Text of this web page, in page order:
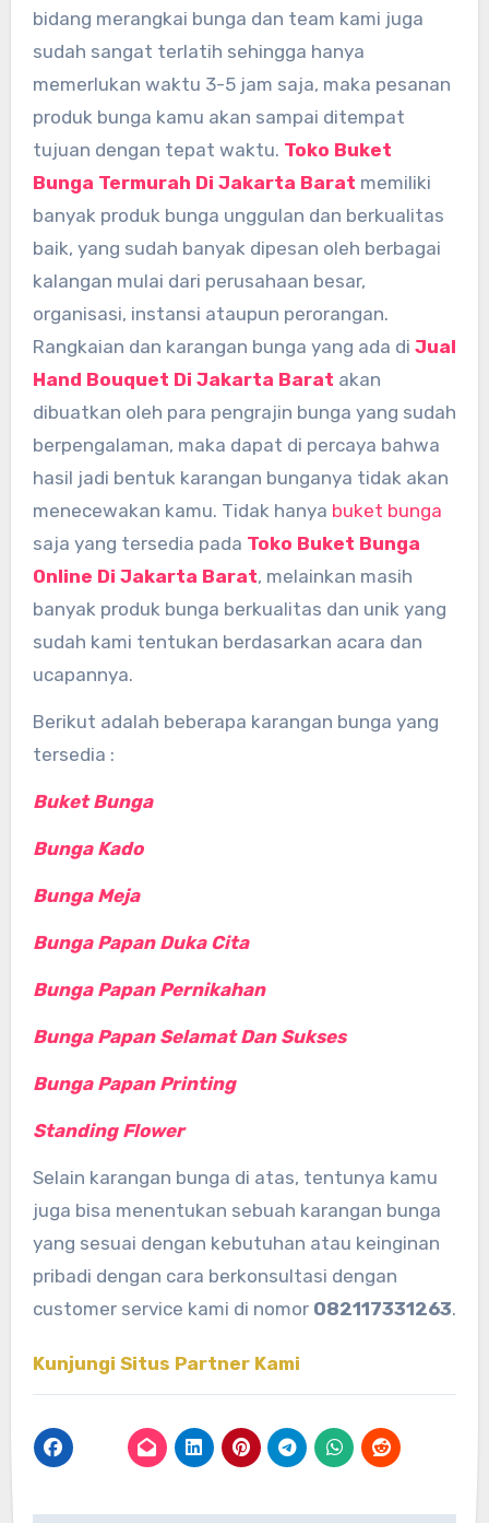
bidang merangkai bunga dan team kami juga
sudah sangat terlatih sehingga hanya
memerlukan waktu 3-5 jam saja, maka pesanan
produk bunga kamu akan sampai ditempat
tujuan dengan tepat waktu. Toko Buket
Bunga Termurah Di Jakarta Barat memiliki
banyak produk bunga unggulan dan berkualitas
baik, yang sudah banyak dipesan oleh berbagai
kalangan mulai dari perusahaan besar,
organisasi, instansi ataupun perorangan.
Rangkaian dan karangan bunga yang ada di Jual
Hand Bouquet Di Jakarta Barat akan
dibuatkan oleh para pengrajin bunga yang sudah
berpengalaman, maka dapat di percaya bahwa
hasil jadi bentuk karangan bunganya tidak akan
menecewakan kamu. Tidak hanya buket bunga
saja yang tersedia pada Toko Buket Bunga
Online Di Jakarta Barat, melainkan masih
banyak produk bunga berkualitas dan unik yang
sudah kami tentukan berdasarkan acara dan
ucapannya.
Berikut adalah beberapa karangan bunga yang
tersedia :
Buket Bunga
Bunga Kado
Bunga Meja
Bunga Papan Duka Cita
Bunga Papan Pernikahan
Bunga Papan Selamat Dan Sukses
Bunga Papan Printing
Standing Flower
Selain karangan bunga di atas, tentunya kamu
juga bisa menentukan sebuah karangan bunga
yang sesuai dengan kebutuhan atau keinginan
pribadi dengan cara berkonsultasi dengan
customer service kami di nomor 082117331263.
Kunjungi Situs Partner Kami